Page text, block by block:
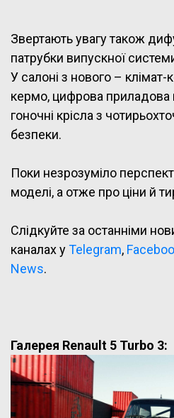
Звертають увагу також
патрубки випускної
У салоні з нового –
кермо, цифрова приладова
гоночні крісла з
безпеки.
Поки незрозуміло
моделі, а отже про ціни й
Слідкуйте за останніми
каналах уTelegram,
News.
Галерея Renault 5 Turbo 3: